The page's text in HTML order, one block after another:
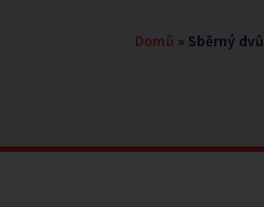
Domů » Sběrný